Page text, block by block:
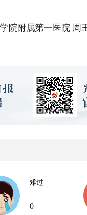
附属第一医院 周王
难过
0